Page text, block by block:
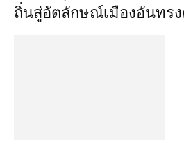
ถิ่นสู่อัตลักษณ์เมืองอันทร